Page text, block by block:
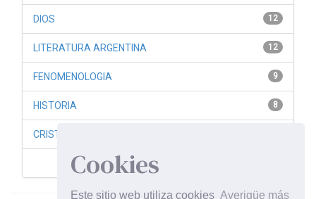
Cookies
Este sitio web utiliza cookies Averigüe más
12
DIOS
12
LITERATURA ARGENTINA
9
FENOMENOLOGIA
8
HISTORIA
CRISTO